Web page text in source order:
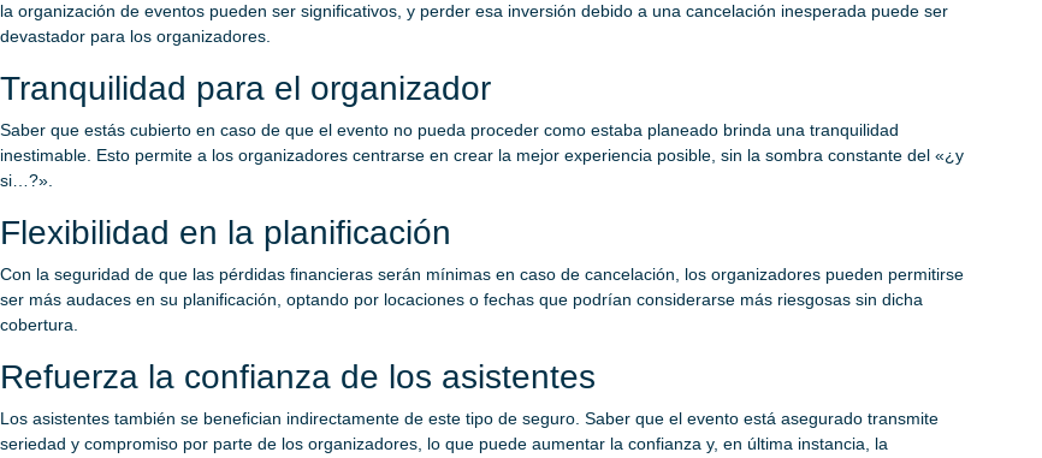
la organización de eventos pueden ser significativos, y perder esa inversión debido a una cancelación inesperada puede ser
devastador para los organizadores.
Tranquilidad para el organizador
Saber que estás cubierto en caso de que el evento no pueda proceder como estaba planeado brinda una tranquilidad
inestimable. Esto permite a los organizadores centrarse en crear la mejor experiencia posible, sin la sombra constante del «¿y
si…?».
Flexibilidad en la planificación
Con la seguridad de que las pérdidas financieras serán mínimas en caso de cancelación, los organizadores pueden permitirse
ser más audaces en su planificación, optando por locaciones o fechas que podrían considerarse más riesgosas sin dicha
cobertura.
Refuerza la confianza de los asistentes
Los asistentes también se benefician indirectamente de este tipo de seguro. Saber que el evento está asegurado transmite
seriedad y compromiso por parte de los organizadores, lo que puede aumentar la confianza y, en última instancia, la